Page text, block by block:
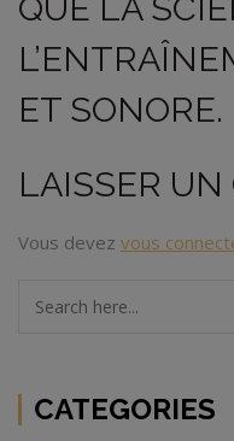
QUE LA
ET SONORE.
LAISSER
Vous devez vous
here...
CATEGORIES